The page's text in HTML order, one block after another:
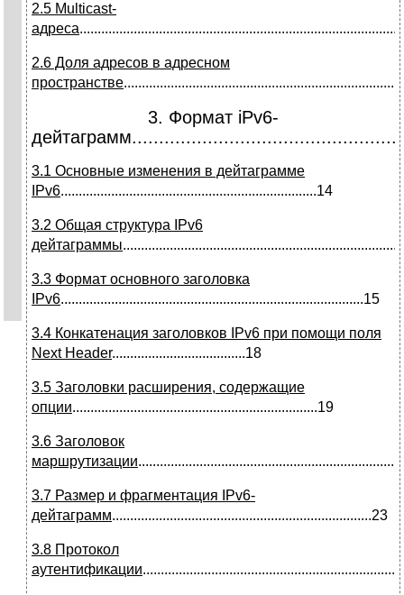
2.5 Multicast-
адреса
2.6 Доля адресов в адресном
пространстве
3. Формат iPv6-
3.1 Основные изменения в дейтаграмме
IPv6.......................................................................14
3.2 Общая структура IPv6
дейтаграммы
3.3 Формат основного заголовка
IPv6....................................................................................15
3.4 Конкатенация заголовков IPv6 при помощи поля
Next Header.....................................18
3.5 Заголовки расширения, содержащие
опции....................................................................19
3.6 Заголовок
маршрутизации
3.7 Размер и фрагментация IPv6-
дейтаграмм........................................................................23
3.8 Протокол
аутентификации